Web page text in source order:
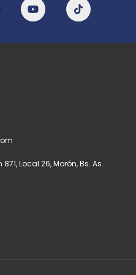
Local 26, Morón, Bs. As.